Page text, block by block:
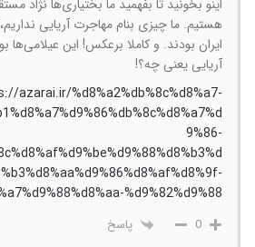
اینو بخونید تا بفهمید ما بختیاری‌ها نژاد
هستیم. ما چیزی بنام مهاجرت آریایی
ایران بودند. و کاملا برعکس! این عیلامی‌ها
آریایی یعنی چه؟!
azarai.ir/%d8%a2%db%8c%d8%a7-
9%86-
%d9%82%d9%88/
0 پاسخ